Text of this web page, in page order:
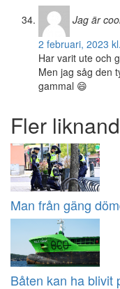
Jag är
2 februari, 2023
Har varit ute och
Men jag såg den
gammal 😄
Fler
Man från gäng
Båten kan ha blivit